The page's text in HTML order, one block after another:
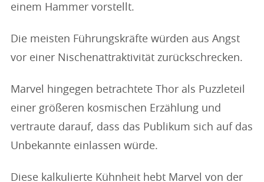
einem Hammer vorstellt.
Die meisten Führungskräfte würden aus Angst
vor einer Nischenattraktivität zurückschrecken.
Marvel hingegen betrachtete Thor als Puzzleteil
einer größeren kosmischen Erzählung und
vertraute darauf, dass das Publikum sich auf das
Unbekannte einlassen würde.
Diese kalkulierte Kühnheit hebt Marvel von der